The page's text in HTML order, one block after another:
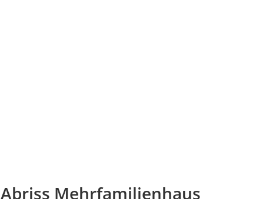
Abriss Mehrfamilienhaus